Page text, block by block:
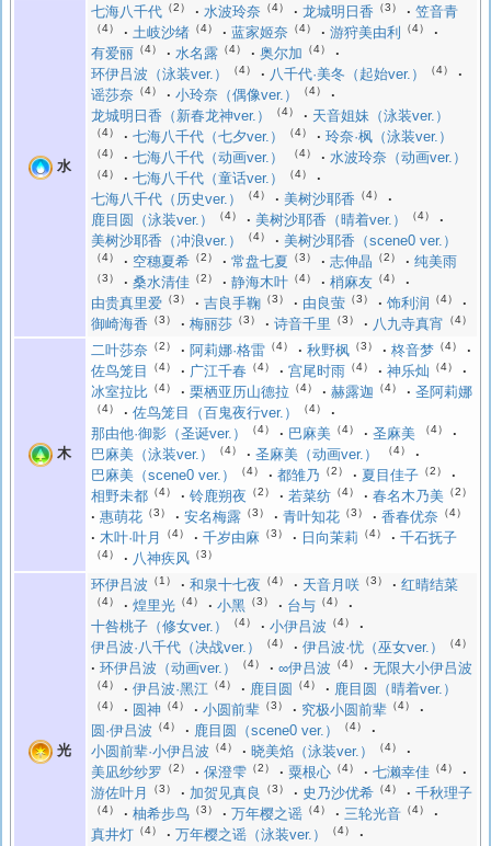
水
七海八千代 （2） 水波玲奈 （4） 龙城明日香 （3） 笠音青
（4） 土岐沙绪 （4） 蓝家姬奈 （4） 游狩美由利 （4）
有爱丽 （4） 水名露 （4） 奥尔加 （4）
环伊吕波（泳装ver.） （4） 八千代·美冬（起始ver.） （4）
谣莎奈 （4） 小玲奈（偶像ver.） （4）
龙城明日香（新春龙神ver.） （4） 天音姐妹（泳装ver.）
（4） 七海八千代（七夕ver.） （4） 玲奈·枫（泳装ver.）
（4） 七海八千代（动画ver.） （4） 水波玲奈（动画ver.）
（4） 七海八千代（童话ver.） （4）
七海八千代（历史ver.） （4） 美树沙耶香 （4）
鹿目圆（泳装ver.） （4） 美树沙耶香（晴着ver.） （4）
美树沙耶香（冲浪ver.） （4） 美树沙耶香（scene0 ver.）
（4） 空穗夏希 （2） 常盘七夏 （3） 志伸晶 （2） 纯美雨
（3） 桑水清佳 （2） 静海木叶 （4） 梢麻友 （4）
由贵真里爱 （3） 吉良手鞠 （3） 由良萤 （3） 饰利润 （4）
御崎海香 （3） 梅丽莎 （3） 诗音千里 （3） 八九寺真宵 （4）
木
二叶莎奈 （2） 阿莉娜·格雷 （4） 秋野枫 （3） 柊音梦 （4）
佐鸟笼目 （4） 广江千春 （4） 宫尾时雨 （4） 神乐灿 （4）
冰室拉比 （4） 栗栖亚历山德拉 （4） 赫露迦 （4） 圣阿莉娜
（4） 佐鸟笼目（百鬼夜行ver.） （4）
那由他·御影（圣诞ver.） （4） 巴麻美 （4） 圣麻美 （4）
巴麻美（泳装ver.） （4） 圣麻美（动画ver.） （4）
巴麻美（scene0 ver.） （4） 都雏乃 （2） 夏目佳子 （2）
相野未都 （4） 铃鹿朔夜 （2） 若菜纺 （4） 春名木乃美 （2）
惠萌花 （3） 安名梅露 （3） 青叶知花 （3） 香春优奈 （4）
木叶·叶月 （4） 千岁由麻 （3） 日向茉莉 （4） 千石抚子
（4） 八神疾风 （3）
光
环伊吕波 （1） 和泉十七夜 （4） 天音月咲 （3） 红晴结菜
（4） 煌里光 （4） 小黑 （3） 台与 （4）
十咎桃子（修女ver.） （4） 小伊吕波 （4）
伊吕波·八千代（决战ver.） （4） 伊吕波·忧（巫女ver.） （4）
环伊吕波（动画ver.） （4） ∞伊吕波 （4） 无限大小伊吕波
（4） 伊吕波·黑江 （4） 鹿目圆 （4） 鹿目圆（晴着ver.）
（4） 圆神 （4） 小圆前辈 （3） 究极小圆前辈 （4）
圆·伊吕波 （4） 鹿目圆（scene0 ver.） （4）
小圆前辈·小伊吕波 （4） 晓美焰（泳装ver.） （4）
美凪纱纱罗 （2） 保澄雫 （2） 粟根心 （4） 七濑幸佳 （4）
游佐叶月 （3） 加贺见真良 （3） 史乃沙优希 （4） 千秋理子
（4） 柚希步鸟 （3） 万年樱之谣 （4） 三轮光音 （4）
真井灯 （4） 万年樱之谣（泳装ver.） （4）